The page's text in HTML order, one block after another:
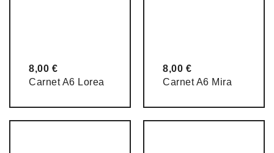
8,00 €
Carnet A6 Lorea
8,00 €
Carnet A6 Mira